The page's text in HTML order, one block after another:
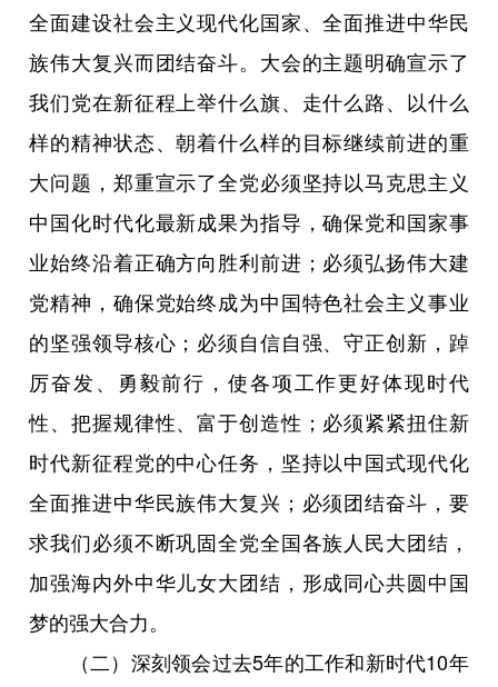
全面建设社会主义现代化国家、全面推进中华民
族伟大复兴而团结奋斗。大会的主题明确宣示了
我们党在新征程上举什么旗、走什么路、以什么
样的精神状态、朝着什么样的目标继续前进的重
大问题，郑重宣示了全党必须坚持以马克思主义
中国化时代化最新成果为指导，确保党和国家事
业始终沿着正确方向胜利前进；必须弘扬伟大建
党精神，确保党始终成为中国特色社会主义事业
的坚强领导核心；必须自信自强、守正创新，踔
厉奋发、勇毅前行，使各项工作更好体现时代
性、把握规律性、富于创造性；必须紧紧扭住新
时代新征程党的中心任务，坚持以中国式现代化
全面推进中华民族伟大复兴；必须团结奋斗，要
求我们必须不断巩固全党全国各族人民大团结，
加强海内外中华儿女大团结，形成同心共圆中国
梦的强大合力。
（二）深刻领会过去5年的工作和新时代10年